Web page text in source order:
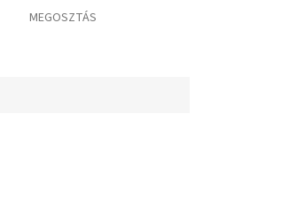
MEGOSZTÁS